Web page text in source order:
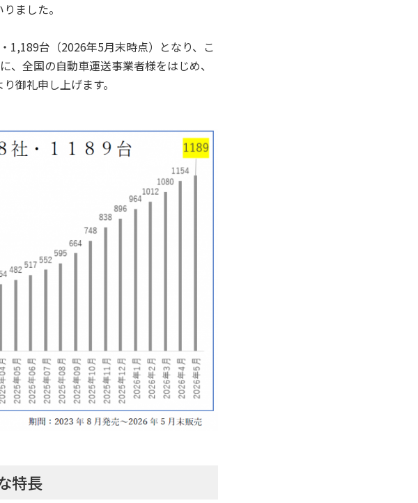
ました。
1,189台（2026年5月末時点）となり、こ
全国の自動車運送事業者様をはじめ、
御礼申し上げます。
特長